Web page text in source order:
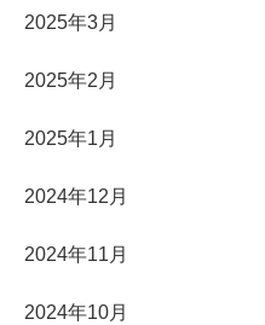
2025年3月
2025年2月
2025年1月
2024年12月
2024年11月
2024年10月